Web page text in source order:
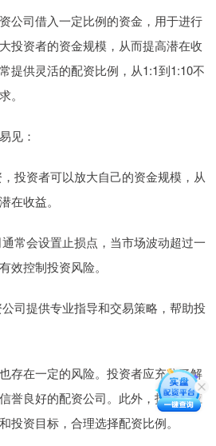
公司借入一定比例的资金，用于进行
投资者的资金规模，从而提高潜在收
提供灵活的配资比例，从1:1到1:10不
。
见：
投资者可以放大自己的资金规模，从
在收益。
常会设置止损点，当市场波动超过一
效控制投资风险。
司提供专业指导和交易策略，帮助投
存在一定的风险。投资者应充分了解
誉良好的配资公司。此外，投资者应
投资目标，合理选择配资比例。